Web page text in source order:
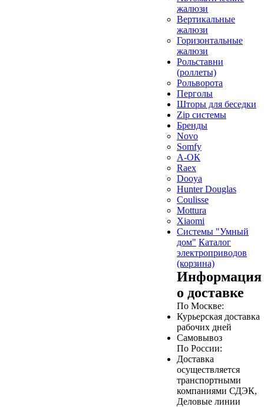
жалюзи
Вертикальные
жалюзи
Горизонтальные
жалюзи
Рольставни
(роллеты)
Рольворота
Перголы
Шторы для беседки
Zip системы
Бренды
Novo
Somfy
А-ОК
Raex
Dooya
Hunter Douglas
Coulisse
Mottura
Xiaomi
Системы "Умный
дом" Каталог
электроприводов
(корзина)
Информация
о доставке
По Москве:
Курьерская доставка
рабочих дней
Самовывоз
По России:
Доставка
осуществляется
транспортными
компаниями СДЭК,
Деловые линии